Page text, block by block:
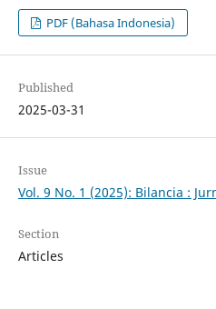
PDF (Bahasa Indonesia)
Published
2025-03-31
Issue
Vol. 9 No. 1 (2025): Bilancia :
Section
Articles